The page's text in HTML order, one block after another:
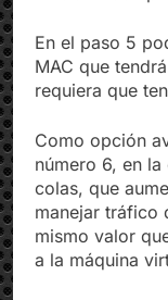
En el paso 5
MAC que
Como opción
número 6, en
colas, que
manejar tráfico
mismo valor